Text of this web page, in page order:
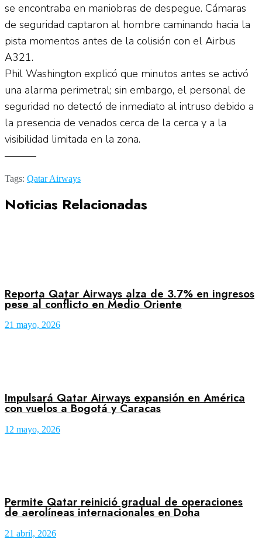
se encontraba en maniobras de despegue. Cámaras
de seguridad captaron al hombre caminando hacia la
pista momentos antes de la colisión con el Airbus
A321.
Phil Washington explicó que minutos antes se activó
una alarma perimetral; sin embargo, el personal de
seguridad no detectó de inmediato al intruso debido a
la presencia de venados cerca de la cerca y a la
visibilidad limitada en la zona.
———
Tags: Qatar Airways
Noticias Relacionadas
Reporta Qatar Airways alza de 3.7% en ingresos
pese al conflicto en Medio Oriente
21 mayo, 2026
Impulsará Qatar Airways expansión en América
con vuelos a Bogotá y Caracas
12 mayo, 2026
Permite Qatar reinició gradual de operaciones
de aerolíneas internacionales en Doha
21 abril, 2026